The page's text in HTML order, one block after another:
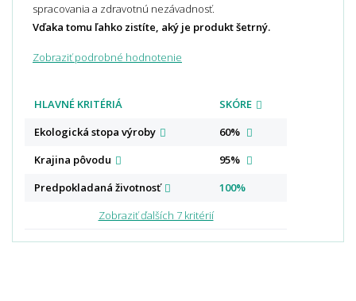
spracovania a zdravotnú nezávadnosť.
Vďaka tomu ľahko zistíte, aký je produkt šetrný.
Zobraziť podrobné hodnotenie
HLAVNÉ KRITÉRIÁ
SKÓRE
Ekologická stopa výroby
60%
Krajina pôvodu
95%
Predpokladaná životnosť
100%
Zobraziť ďalších 7 kritérií